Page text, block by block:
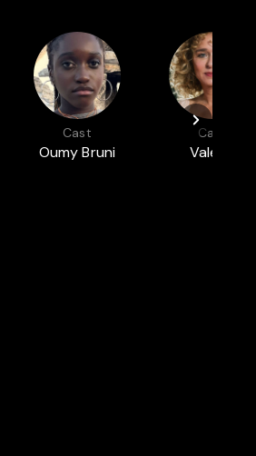
Cast
Oumy Bruni
Cast
Valeria